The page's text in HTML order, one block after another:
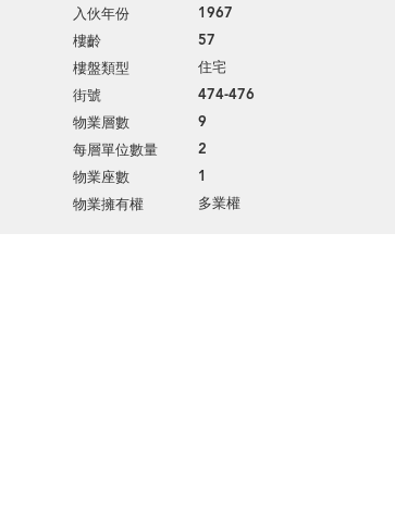
入伙年份 1967
樓齡 57
樓盤類型 住宅
街號 474-476
物業層數 9
每層單位數量 2
物業座數 1
物業擁有權 多業權